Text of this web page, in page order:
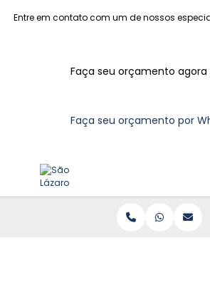
Entre em contato com um de nossos
Faça seu orçamento
Faça seu orçamento por